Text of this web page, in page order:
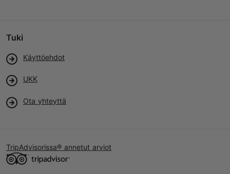
Tuki
Käyttöehdot
UKK
Ota yhteyttä
TripAdvisorissa® annetut arviot